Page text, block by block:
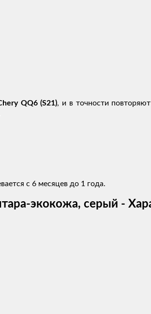
QQ6 (S21), и в точности
с 6 месяцев до 1 года.
экокожа, серый -